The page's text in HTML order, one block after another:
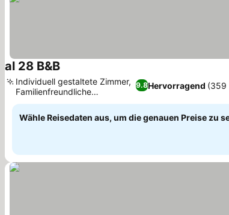
al 28 B&BPreise sehen
9.8Hervorragend (359
Individuell gestaltete Zimmer,
Familienfreundliche
Unterkünfte
Wähle Reisedaten aus, um die genauen Preise zu